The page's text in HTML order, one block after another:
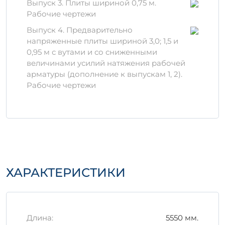
Состоит из:специальной цементной
гарантирует отличные
эксплуатационные характеристики.
Преимущества
использования
Долговечность и надежность в
соответствуют всем стандартам.
Правильное хранение и
Выпуск 3. Плиты шириной 0,75 м.
Рабочие чертежи
Выпуск 4. Предварительно
напряженные плиты шириной 3,0; 1,5 и
0,95 м с вутами и со сниженными
величинами усилий натяжения рабочей
арматуры (дополнение к выпускам 1, 2).
Рабочие чертежи
ХАРАКТЕРИСТИКИ
Длина:
5550 мм.